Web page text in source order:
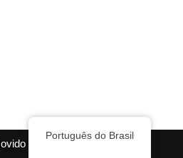
a WordPress
Português do Brasil